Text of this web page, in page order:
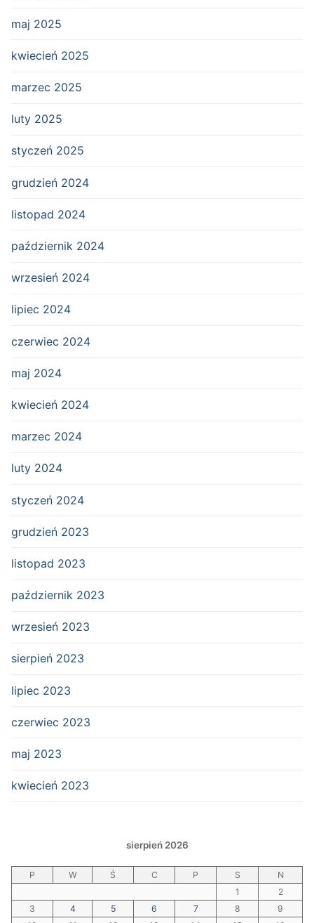
maj 2025
kwiecień 2025
marzec 2025
luty 2025
styczeń 2025
grudzień 2024
listopad 2024
październik 2024
wrzesień 2024
lipiec 2024
czerwiec 2024
maj 2024
kwiecień 2024
marzec 2024
luty 2024
styczeń 2024
grudzień 2023
listopad 2023
październik 2023
wrzesień 2023
sierpień 2023
lipiec 2023
czerwiec 2023
maj 2023
kwiecień 2023
sierpień 2026
P W Ś C P S
N
1
2
3
4 5 6 7 8
9